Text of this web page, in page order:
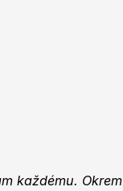
každému.